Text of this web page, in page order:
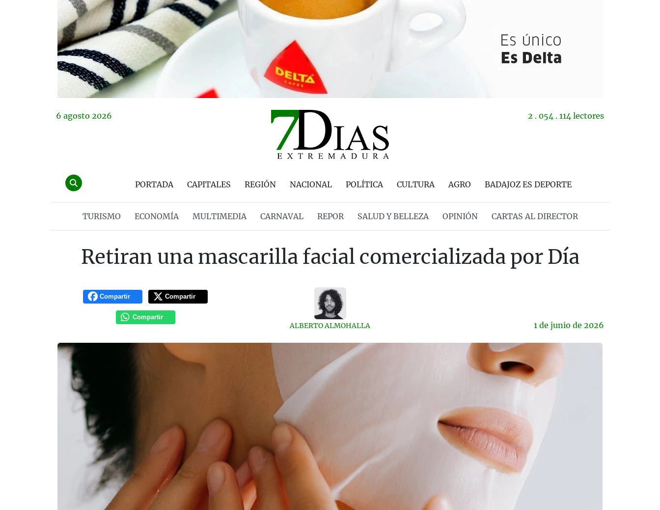
6 agosto 2026 2 . 054 . 114 lectores
PORTADA CAPITALES REGIÓN NACIONAL POLÍTICA CULTURA AGRO BADAJOZ ES DEPORTE
TURISMO ECONOMÍA MULTIMEDIA CARNAVAL REPOR SALUD Y BELLEZA OPINIÓN CARTAS AL DIRECTOR
Retiran una mascarilla facial comercializada por Día
Compartir Compartir
Compartir
ALBERTO ALMOHALLA 1 de junio de 2026